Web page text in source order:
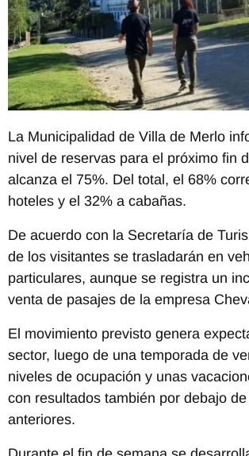
La Municipalidad de Villa de Merlo
nivel de reservas para el próximo fin
alcanza el 75%. Del total, el 68%
hoteles y el 32% a cabañas.
De acuerdo con la Secretaría de
de los visitantes se trasladarán en
particulares, aunque se registra un
venta de pasajes de la empresa
El movimiento previsto genera
sector, luego de una temporada de
niveles de ocupación y unas
con resultados también por debajo
anteriores.